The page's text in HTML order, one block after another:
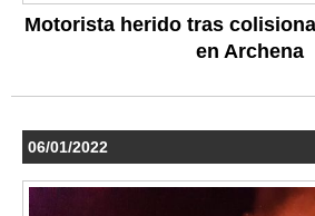
Motorista herido tras
en Archena
06/01/2022